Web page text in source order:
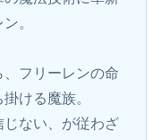
。
フリーレンの命
ける魔族。
じない、が従わざ